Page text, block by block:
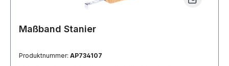
Maßband Stanier
Produktnummer: AP734107